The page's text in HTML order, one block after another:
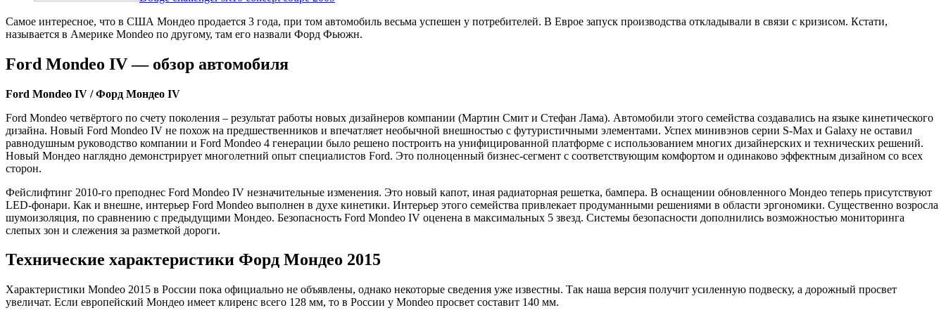
Самое интересное, что в США Мондео продается 3 года, при том автомобиль весьма успешен у потребителей. В Еврое запуск производства откладывали в связи с кризисом. Кстати,
называется в Америке Mondeo по другому, там его назвали Форд Фьюжн.
Ford Mondeo IV — обзор автомобиля
Ford Mondeo IV / Форд Мондео IV
Ford Mondeo четвёртого по счету поколения – результат работы новых дизайнеров компании (Мартин Смит и Стефан Лама). Автомобили этого семейства создавались на языке кинетического
дизайна. Новый Ford Mondeo IV не похож на предшественников и впечатляет необычной внешностью с футуристичными элементами. Успех минивэнов серии S-Max и Galaxy не оставил
равнодушным руководство компании и Ford Mondeo 4 генерации было решено построить на унифицированной платформе с использованием многих дизайнерских и технических решений.
Новый Мондео наглядно демонстрирует многолетний опыт специалистов Ford. Это полноценный бизнес-сегмент с соответствующим комфортом и одинаково эффектным дизайном со всех
сторон.
Фейслифтинг 2010-го преподнес Ford Mondeo IV незначительные изменения. Это новый капот, иная радиаторная решетка, бампера. В оснащении обновленного Мондео теперь присутствуют
LED-фонари. Как и внешне, интерьер Ford Mondeo выполнен в духе кинетики. Интерьер этого семейства привлекает продуманными решениями в области эргономики. Существенно возросла
шумоизоляция, по сравнению с предыдущими Мондео. Безопасность Ford Mondeo IV оценена в максимальных 5 звезд. Системы безопасности дополнились возможностью мониторинга
слепых зон и слежения за разметкой дороги.
Технические характеристики Форд Мондео 2015
Характеристики Mondeo 2015 в России пока официально не объявлены, однако некоторые сведения уже известны. Так наша версия получит усиленную подвеску, а дорожный просвет
увеличат. Если европейский Мондео имеет клиренс всего 128 мм, то в России у Mondeo просвет составит 140 мм.